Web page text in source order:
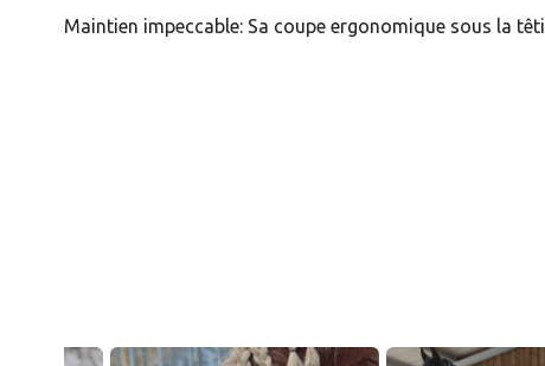
Maintien impeccable: Sa coupe ergonomique sous la